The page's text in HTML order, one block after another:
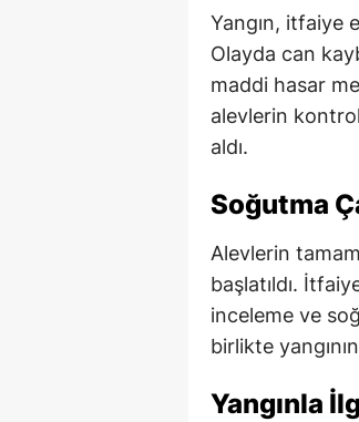
Yangın, itfaiye
Olayda can
maddi hasar
alevlerin
aldı.
Soğutma
Alevlerin
başlatıldı.
inceleme ve
birlikte
Yangınla